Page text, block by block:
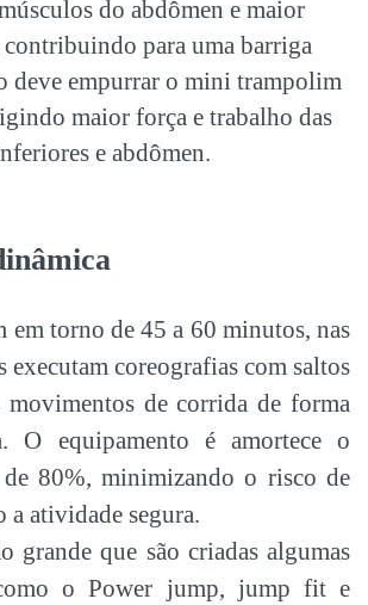
do abdômen e maior
para uma barriga
deve empurrar o mini trampolim
maior força e trabalho das
e abdômen.
em torno de 45 a 60 minutos, nas
executam coreografias com saltos
movimentos de corrida de forma
O equipamento é amortece o
de 80%, minimizando o risco de
a atividade segura.
grande que são criadas algumas
o Power jump, jump fit e